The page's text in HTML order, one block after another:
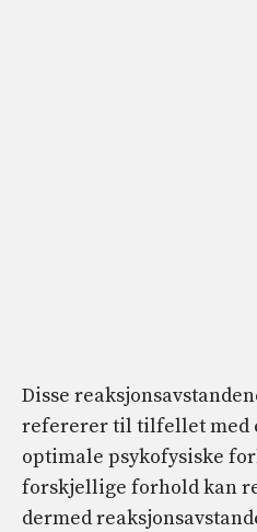
Disse
refererer til tilfellet med
optimale psykofysiske
forskjellige forhold kan
dermed